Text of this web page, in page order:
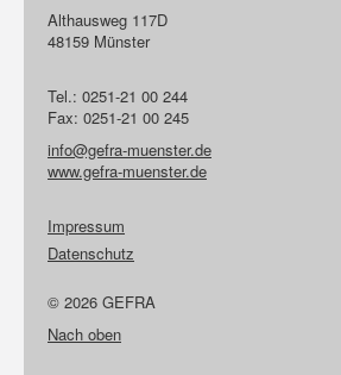
Althausweg 117D
48159 Münster
Tel.: 0251-21 00 244
Fax: 0251-21 00 245
info@gefra-muenster.de
www.gefra-muenster.de
Impressum
Datenschutz
© 2026 GEFRA
Nach oben